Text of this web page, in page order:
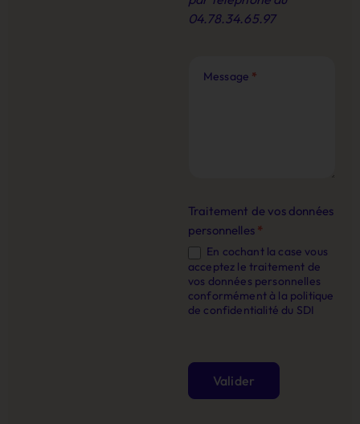
04.78.34.65.97
Message *
Traitement de vos données
personnelles *
En cochant la case vous
acceptez le traitement de
vos données personnelles
conformément à la politique
de confidentialité du SDI
Valider